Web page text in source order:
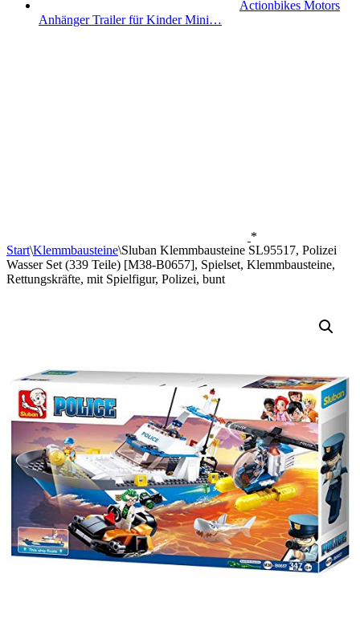
Actionbikes Motors
Anhänger Trailer für Kinder Mini…
*
Start\Klemmbausteine\Sluban Klemmbausteine SL95517, Polizei
Wasser Set (339 Teile) [M38-B0657], Spielset, Klemmbausteine,
Rettungskräfte, mit Spielfigur, Polizei, bunt